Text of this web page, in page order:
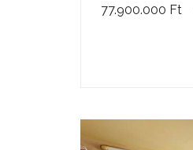
77.900.000 Ft